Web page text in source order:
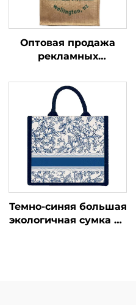
Оптовая продажа
рекламных
многоразовых сумок
для покупок для
женщин, с логотипом,
из мешковины/
джута, упаковка для
использования на
открытом воздухе
Темно-синяя большая
экологичная сумка из